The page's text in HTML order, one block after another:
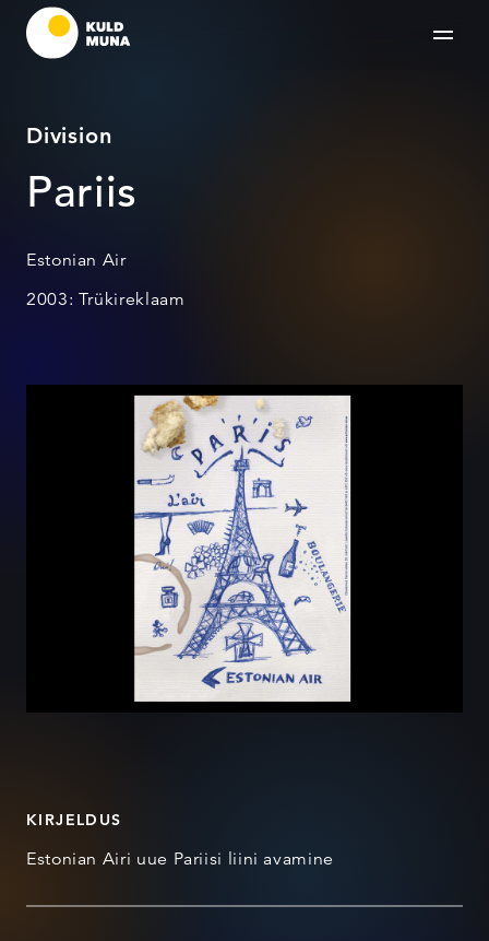
Division
Pariis
Estonian Air
2003: Trükireklaam
KIRJELDUS
Estonian Airi uue Pariisi liini avamine